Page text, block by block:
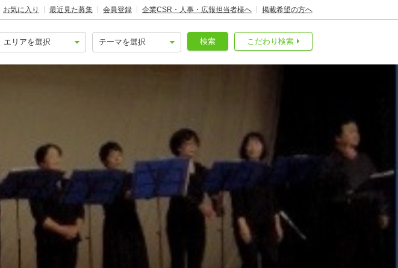
お気に入り 最近見た募集 会員登録 企業CSR・人事・広報担当者様へ 掲載希望の方へ
こだわり検索
検索